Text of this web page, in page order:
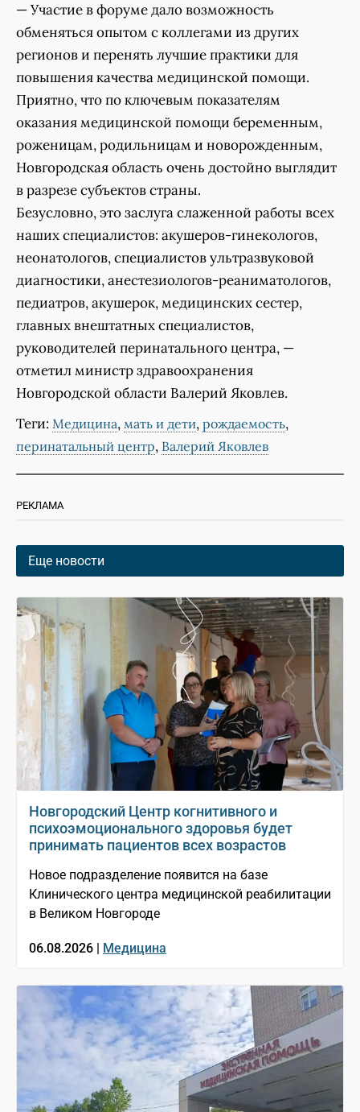
— Участие в форуме дало возможность
обменяться опытом с коллегами из других
регионов и перенять лучшие практики для
повышения качества медицинской помощи.
Приятно, что по ключевым показателям
оказания медицинской помощи беременным,
роженицам, родильницам и новорожденным,
Новгородская область очень достойно выглядит
в разрезе субъектов страны.
Безусловно, это заслуга слаженной работы всех
наших специалистов: акушеров-гинекологов,
неонатологов, специалистов ультразвуковой
диагностики, анестезиологов-реаниматологов,
педиатров, акушерок, медицинских сестер,
главных внештатных специалистов,
руководителей перинатального центра, —
отметил министр здравоохранения
Новгородской области Валерий Яковлев.
Теги: Медицина, мать и дети, рождаемость,
перинатальный центр, Валерий Яковлев
РЕКЛАМА
Еще новости
Новгородский Центр когнитивного и
психоэмоционального здоровья будет
принимать пациентов всех возрастов
Новое подразделение появится на базе
Клинического центра медицинской реабилитации
в Великом Новгороде
06.08.2026 | Медицина